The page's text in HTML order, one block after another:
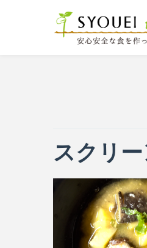
スクリ